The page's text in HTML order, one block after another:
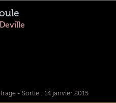
- Sortie : 14 janvier 2015